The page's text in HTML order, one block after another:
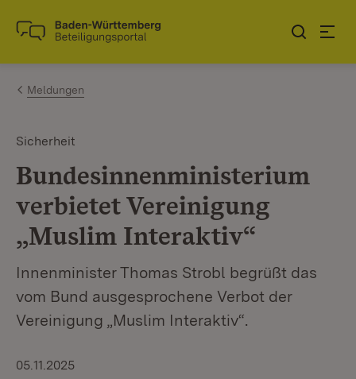
Zum Inhalt springen
Link zur Startseite
Meldungen
Sicherheit
Bundesinnenministerium
verbietet Vereinigung
„Muslim Interaktiv“
Innenminister Thomas Strobl begrüßt das
vom Bund ausgesprochene Verbot der
Vereinigung „Muslim Interaktiv“.
05.11.2025